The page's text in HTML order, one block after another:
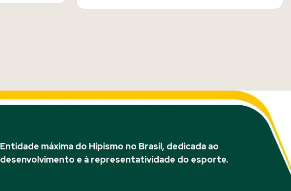
Entidade máxima do Hipismo no Brasil, dedicada ao
desenvolvimento e à representatividade do esporte.